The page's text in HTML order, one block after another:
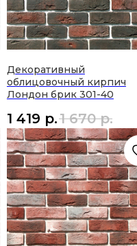
Декоративный
облицовочный кирпич
Лондон брик 301-40
1 419 р.1 670 р.